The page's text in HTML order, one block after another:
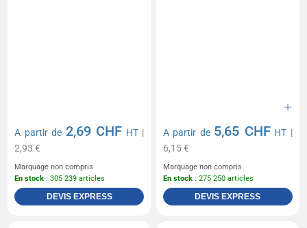
A partir de 2,69 CHF HT|
2,93 €
Marquage non compris
En stock : 305 239 articles
DEVIS EXPRESS
A partir de 5,65 CHF HT |
6,15 €
Marquage non compris
En stock : 275 250 articles
DEVIS EXPRESS